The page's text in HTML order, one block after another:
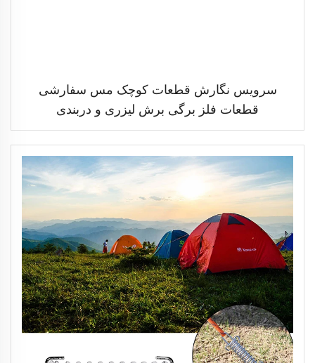
سرویس نگارش قطعات کوچک مس سفارشی
قطعات فلز برگی برش لیزری و دربندی